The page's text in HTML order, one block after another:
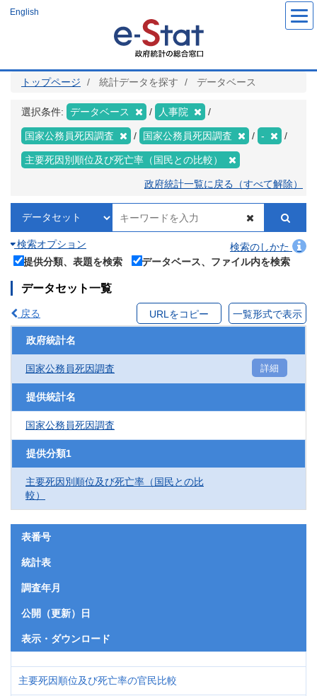
ツ
English
トップページ 統計データを探す データベース
選択条件: データベース 人事院
国家公務員死因調査 国家公務員死因調査 -
主要死因別順位及び死亡率（国民との比較）
政府統計一覧に戻る（すべて解除）
検索オプション
検索のしかた
提供分類、表題を検索
データベース、ファイル内を検索
データセット一覧
戻る URLをコピー 一覧形式で表示
政府統計名
国家公務員死因調査 詳細
提供統計名
国家公務員死因調査
提供分類1
主要死因別順位及び死亡率（国民との比
較）
表番号
統計表
調査年月
公開（更新）日
表示・ダウンロード
主要死因順位及び死亡率の官民比較